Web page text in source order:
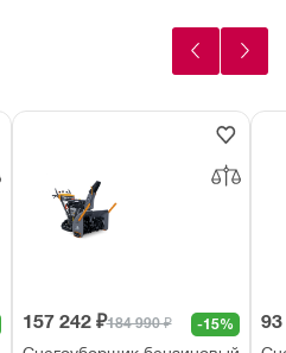
157 242 ₽184 990 ₽ -15% 93